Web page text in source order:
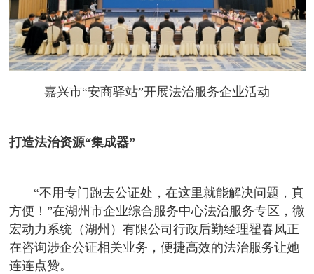
嘉兴市“安商驿站”开展法治服务企业活动
打造法治资源“集成器”
“不用专门跑去公证处，在这里就能解决问题，真
方便！”在湖州市企业综合服务中心法治服务专区，微
宏动力系统（湖州）有限公司行政后勤经理翟春凤正
在咨询涉企公证相关业务，便捷高效的法治服务让她
连连点赞。